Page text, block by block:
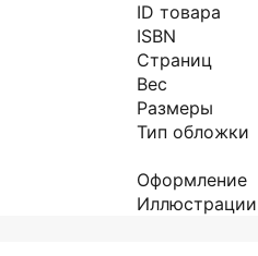
ID товара
ISBN
Страниц
Вес
Размеры
Тип обложки
Оформление
Иллюстрации